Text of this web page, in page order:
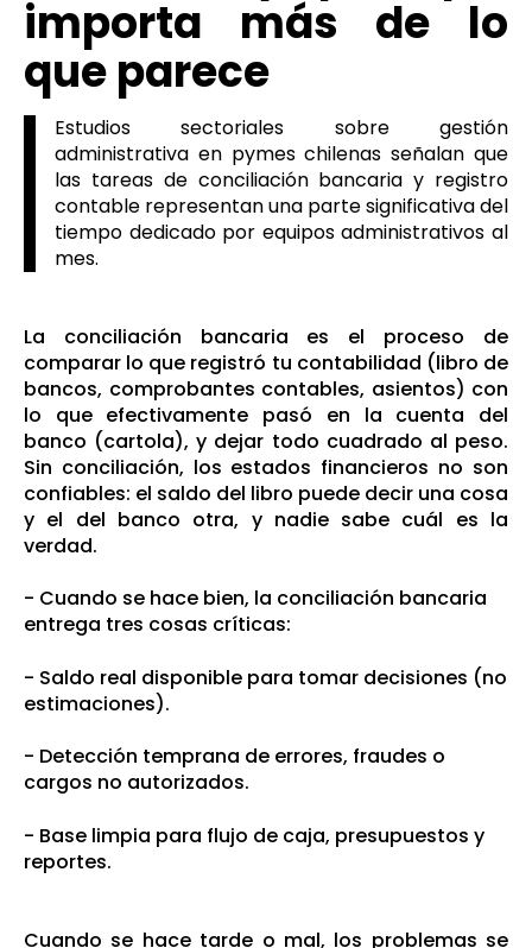
importa más de lo
que parece
Estudios sectoriales sobre gestión
administrativa en pymes chilenas señalan que
las tareas de conciliación bancaria y registro
contable representan una parte significativa del
tiempo dedicado por equipos administrativos al
mes.
La conciliación bancaria es el proceso de
comparar lo que registró tu contabilidad (libro de
bancos, comprobantes contables, asientos) con
lo que efectivamente pasó en la cuenta del
banco (cartola), y dejar todo cuadrado al peso.
Sin conciliación, los estados financieros no son
confiables: el saldo del libro puede decir una cosa
y el del banco otra, y nadie sabe cuál es la
verdad.
- Cuando se hace bien, la conciliación bancaria
entrega tres cosas críticas:
- Saldo real disponible para tomar decisiones (no
estimaciones).
- Detección temprana de errores, fraudes o
cargos no autorizados.
- Base limpia para flujo de caja, presupuestos y
reportes.
Cuando se hace tarde o mal, los problemas se